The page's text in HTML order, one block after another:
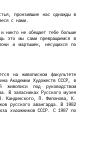
пронзившие нас однажды в
с нами.
никто не обещает тебе больше
это мы сами превращаемся в
и мартышек, несущихся по
на живописном факультете
Академии Художеств СССР, в
живописи под руководством
В запасниках Русского музея
Кандинского, П. Филонова, К.
русского авангарда. В 1982
художников СССР. С 1987 по